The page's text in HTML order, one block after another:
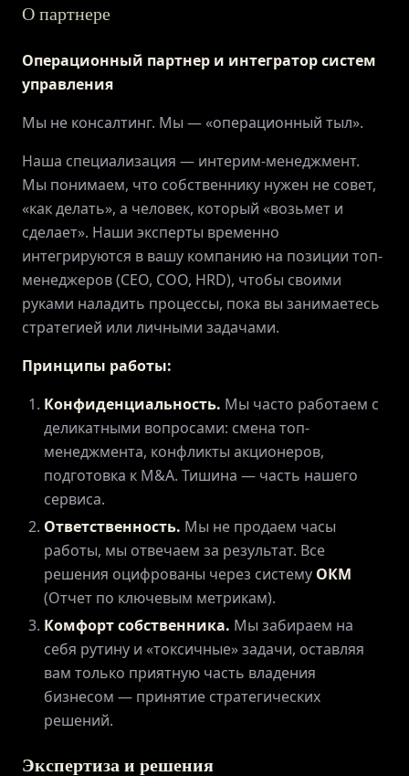
ГЛАВНАЯ
О ПРОЕКТЕ
ЖУРНАЛ
ПАРТНЕРАМ
ВХОД
О партнере
Операционный партнер и интегратор систем
управления
Мы не консалтинг. Мы — «операционный тыл».
Наша специализация — интерим-менеджмент.
Мы понимаем, что собственнику нужен не совет,
«как делать», а человек, который «возьмет и
сделает». Наши эксперты временно
интегрируются в вашу компанию на позиции топ-
менеджеров (CEO, COO, HRD), чтобы своими
руками наладить процессы, пока вы занимаетесь
стратегией или личными задачами.
Принципы работы:
Конфиденциальность. Мы часто работаем с
деликатными вопросами: смена топ-
менеджмента, конфликты акционеров,
подготовка к M&A. Тишина — часть нашего
сервиса.
Ответственность. Мы не продаем часы
работы, мы отвечаем за результат. Все
решения оцифрованы через систему ОКМ
(Отчет по ключевым метрикам).
Комфорт собственника. Мы забираем на
себя рутину и «токсичные» задачи, оставляя
вам только приятную часть владения
бизнесом — принятие стратегических
решений.
Экспертиза и решения